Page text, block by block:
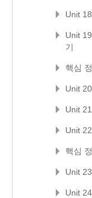
Unit
Unit
기
핵심
Unit
Unit
Unit
핵심
Unit
Unit